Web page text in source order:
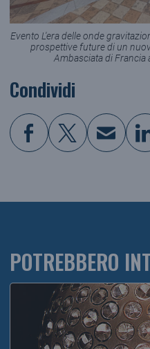
Evento L'era delle onde
prospettive future di un
Ambasciata di Francia
Condividi
POTREBBERO